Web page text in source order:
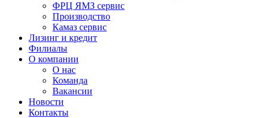
ФРЦ ЯМЗ сервис
Производство
Камаз сервис
Лизинг и кредит
Филиалы
О компании
О нас
Команда
Вакансии
Новости
Контакты